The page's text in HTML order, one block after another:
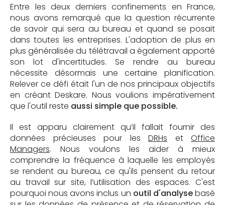
Entre les deux derniers confinements en France,
nous avons remarqué que la question récurrente
de savoir qui sera au bureau et quand se posait
dans toutes les entreprises. L'adoption de plus en
plus généralisée du télétravail a également apporté
son lot d'incertitudes. Se rendre au bureau
nécessite désormais une certaine planification.
Relever ce défi était l'un de nos principaux objectifs
en créant Deskare. Nous voulions impérativement
que l'outil reste aussi simple que possible.
Il est apparu clairement qu’il fallait fournir des
données précieuses pour les DRHs et Office
Managers. Nous voulons les aider à mieux
comprendre la fréquence à laquelle les employés
se rendent au bureau, ce qu'ils pensent du retour
au travail sur site, l’utilisation des espaces. C'est
pourquoi nous avons inclus un outil d'analysebasé